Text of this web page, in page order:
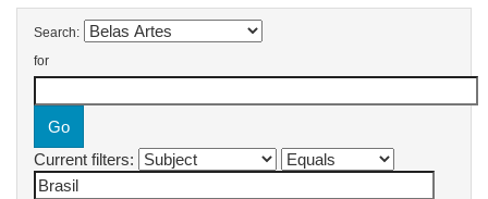
Search:
for
Current filters: